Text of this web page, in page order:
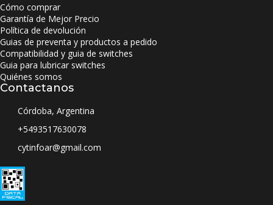
Cómo comprar
Garantía de Mejor Precio
Política de devolución
Guias de preventa y productos a pedido
Compatibilidad y guia de switches
Guia para lubricar switches
Quiénes somos
Contactanos
Córdoba, Argentina
+5493517630078
cytinfoar@gmail.com